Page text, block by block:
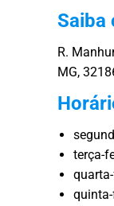
Saiba
R.
MG,
terça-